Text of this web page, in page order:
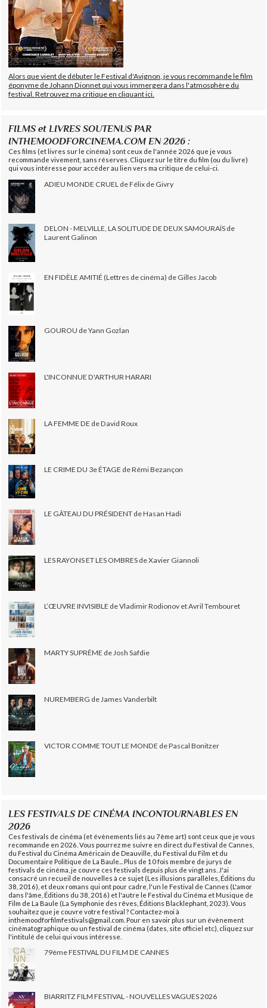
Alors que vient de débuter le Festival d'Avignon, je vous recommande le film
éponyme de Johann Dionnet qui vous immergera dans l'atmosphère du
festival. Retrouvez ma critique en cliquant ici.
FILMS et LIVRES SOUTENUS PAR
INTHEMOODFORCINEMA.COM EN 2026 :
Ces films (et livres sur le cinéma) sont ceux de l'année 2026 que je vous
recommande vivement, sans réserves. Cliquez sur le titre du film (ou du livre)
qui vous intéresse pour accéder au lien vers ma critique de celui-ci.
ADIEU MONDE CRUEL de Félix de Givry
DELON - MELVILLE, LA SOLITUDE DE DEUX SAMOURAÏS de
Laurent Galinon
EN FIDÈLE AMITIÉ (Lettres de cinéma) de Gilles Jacob
GOUROU de Yann Gozlan
L'INCONNUE D'ARTHUR HARARI
LA FEMME DE de David Roux
LE CRIME DU 3e ÉTAGE de Rémi Bezançon
LE GÂTEAU DU PRÉSIDENT de Hasan Hadi
LES RAYONS ET LES OMBRES de Xavier Giannoli
L’ŒUVRE INVISIBLE de Vladimir Rodionov et Avril Tembouret
MARTY SUPRÊME de Josh Safdie
NUREMBERG de James Vanderbilt
VICTOR COMME TOUT LE MONDE de Pascal Bonitzer
LES FESTIVALS DE CINÉMA INCONTOURNABLES EN
2026
Ces festivals de cinéma (et évènements liés au 7ème art) sont ceux que je vous
recommande en 2026. Vous pourrez me suivre en direct du Festival de Cannes,
du Festival du Cinéma Américain de Deauville, du Festival du Film et du
Documentaire Politique de La Baule... Plus de 10 fois membre de jurys de
festivals de cinéma, je couvre ces festivals depuis plus de vingt ans. J'ai
consacré un recueil de nouvelles à ce sujet (Les illusions parallèles, Éditions du
38, 2016), et deux romans qui ont pour cadre, l'un le Festival de Cannes (L'amor
dans l'âme, Éditions du 38, 2016) et l'autre le Festival du Cinéma et Musique de
Film de La Baule (La Symphonie des rêves, Éditions Blacklephant, 2023). Vous
souhaitez que je couvre votre festival ? Contactez-moi à
inthemoodforfilmfestivals@gmail.com. Pour en savoir plus sur un évènement
cinématographique ou un festival de cinéma (dates, site officiel etc), cliquez sur
l'intitulé de celui qui vous intéresse.
79ème FESTIVAL DU FILM DE CANNES
BIARRITZ FILM FESTIVAL - NOUVELLES VAGUES 2026